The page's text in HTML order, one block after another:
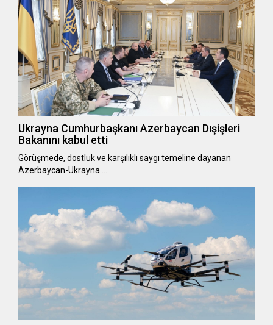
Ukrayna Cumhurbaşkanı Azerbaycan Dışişleri
Bakanını kabul etti
Görüşmede, dostluk ve karşılıklı saygı temeline dayanan
Azerbaycan-Ukrayna …